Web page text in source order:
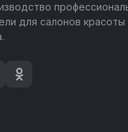
для салонов красоты